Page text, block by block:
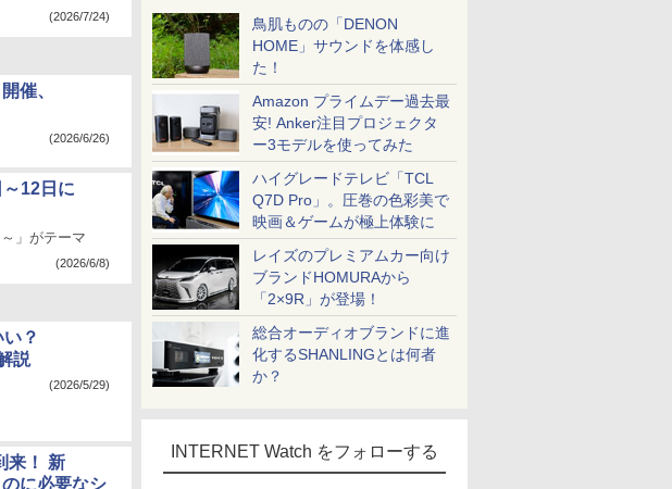
鳥肌ものの「DENON
HOME」サウンドを体感し
た！
Amazon プライムデー過去最
安! Anker注目プロジェクタ
ー3モデルを使ってみた
ハイグレードテレビ「TCL
Q7D Pro」。圧巻の色彩美で
映画＆ゲームが極上体験に
レイズのプレミアムカー向け
ブランドHOMURAから
「2×9R」が登場！
総合オーディオブランドに進
化するSHANLINGとは何者
か？
INTERNET Watch をフォローする
(2026/7/24)
催、
(2026/6/26)
12日に
」がテーマ
(2026/6/8)
？
説
(2026/5/29)
来！ 新
に必要なシ